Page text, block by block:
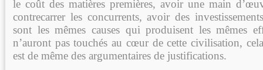
le coût des matières premières, avoir une main
contrecarrer les concurrents, avoir des
sont les mêmes causes qui produisent les mêmes
n’auront pas touchés au cœur de cette civilisation,
est de même des argumentaires de justifications.